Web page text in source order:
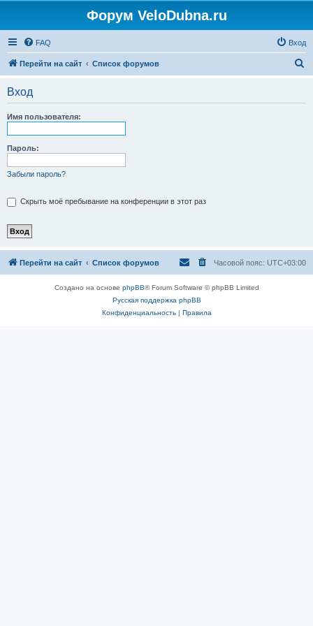
Форум VeloDubna.ru
FAQ Вход
Перейти на сайт Список форумов
Вход
Имя пользователя:
Пароль:
Забыли пароль?
Скрыть моё пребывание на конференции в этот раз
Перейти на сайт Список форумов Часовой пояс: UTC+03:00
Создано на основе phpBB® Forum Software © phpBB Limited
Русская поддержка phpBB
Конфиденциальность| Правила